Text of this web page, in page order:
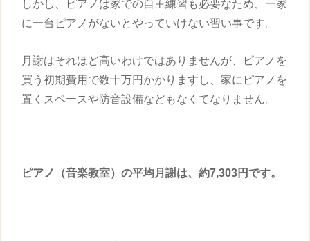
しかし、ピアノは家での自主練習も必要なため、一家
に一台ピアノがないとやっていけない習い事です。
月謝はそれほど高いわけではありませんが、ピアノを
買う初期費用で数十万円かかりますし、家にピアノを
置くスペースや防音設備などもなくてなりません。
ピアノ（音楽教室）の平均月謝は、約7,303円です。